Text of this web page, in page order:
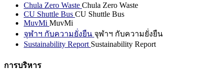
Chula Zero Waste Chula Zero Waste
CU Shuttle Bus CU Shuttle Bus
MuvMi MuvMi
จุฬาฯ กับความยั่งยืน จุฬาฯ กับความยั่งยืน
Sustainability Report Sustainability Report
การบริหาร